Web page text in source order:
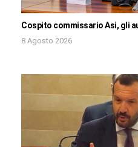
Cospito commissario Asi, gli
8 Agosto 2026